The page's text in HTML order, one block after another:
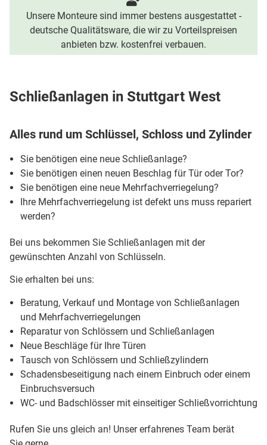
Unsere Monteure sind immer bestens ausgestattet -
deutsche Qualitätsware, die wir zu Vorteilspreisen
anbieten bzw. kostenfrei verbauen.
Schließanlagen in Stuttgart West
Alles rund um Schlüssel, Schloss und Zylinder
Sie benötigen eine neue Schließanlage?
Sie benötigen einen neuen Beschlag für Tür oder Tor?
Sie benötigen eine neue Mehrfachverriegelung?
Ihre Mehrfachverriegelung ist defekt uns muss repariert
werden?
Bei uns bekommen Sie Schließanlagen mit der
gewünschten Anzahl von Schlüsseln.
Sie erhalten bei uns:
Beratung, Verkauf und Montage von Schließanlagen
und Mehrfachverriegelungen
Reparatur von Schlössern und Schließanlagen
Neue Beschläge für Ihre Türen
Tausch von Schlössern und Schließzylindern
Schadensbeseitigung nach einem Einbruch oder einem
Einbruchsversuch
WC- und Badschlösser mit einseitiger Schließvorrichtung
Rufen Sie uns gleich an! Unser erfahrenes Team berät